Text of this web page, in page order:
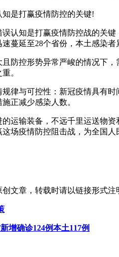
是打赢疫情防控的关键!
认知是打赢疫情防控战的关
蔓延至28个省份，本土感染者
防控形势异常严峻的情况下
。
律与可控性：新冠疫情具有
正减少感染人数。
运输装备，不远千里运送物
场疫情防控阻击战，为全国人
文章，转载时请以链接形式注
增确诊124例本土117例